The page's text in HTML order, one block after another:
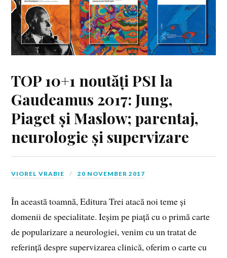
TOP 10+1 noutăți PSI la
Gaudeamus 2017: Jung,
Piaget și Maslow; parentaj,
neurologie și supervizare
VIOREL VRABIE 20 NOVEMBER 2017
În această toamnă, Editura Trei atacă noi teme și
domenii de specialitate. Ieșim pe piață cu o primă carte
de popularizare a neurologiei, venim cu un tratat de
referință despre supervizarea clinică, oferim o carte cu